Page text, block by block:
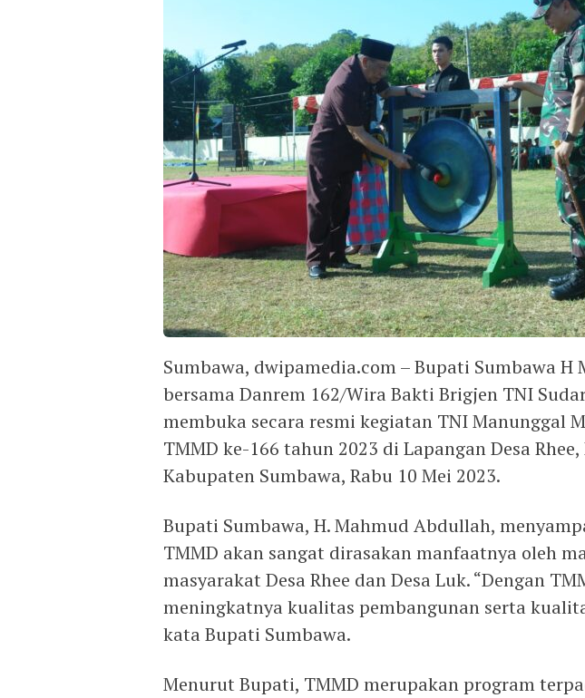
Sumbawa, dwipamedia.com – Bupati Sumbawa
bersama Danrem 162/Wira Bakti Brigjen TNI
membuka secara resmi kegiatan TNI Manunggal
TMMD ke-166 tahun 2023 di Lapangan Desa Rhee,
Kabupaten Sumbawa, Rabu 10 Mei 2023.
Bupati Sumbawa, H. Mahmud Abdullah,
TMMD akan sangat dirasakan manfaatnya oleh
masyarakat Desa Rhee dan Desa Luk. “Dengan
meningkatnya kualitas pembangunan serta
kata Bupati Sumbawa.
Menurut Bupati, TMMD merupakan program